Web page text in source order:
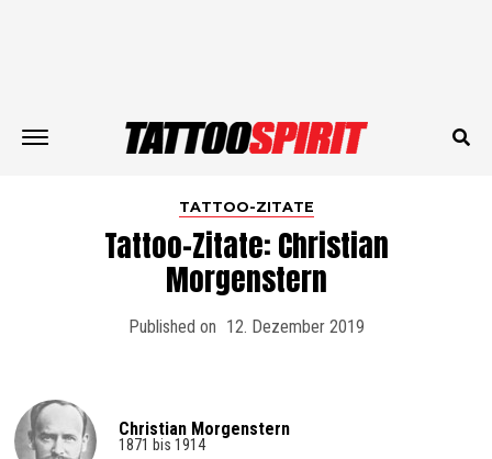
TATTOO-ZITATE
Tattoo-Zitate: Christian
Morgenstern
Published on 12. Dezember 2019
Christian Morgenstern
1871 bis 1914